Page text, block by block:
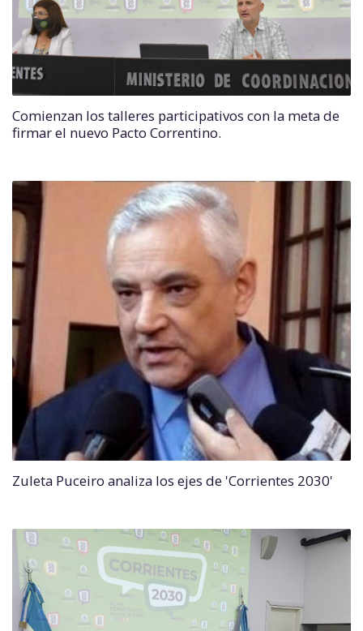
Comienzan los talleres participativos con la meta de
firmar el nuevo Pacto Correntino.
Zuleta Puceiro analiza los ejes de 'Corrientes 2030'